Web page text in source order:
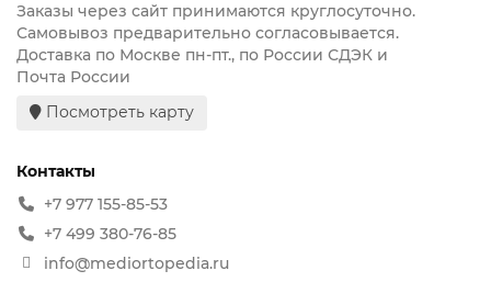
Заказы через сайт принимаются круглосуточно.
Самовывоз предварительно согласовывается.
Доставка по Москве пн-пт., по России СДЭК и
Почта России
Посмотреть карту
Контакты
+7 977 155-85-53
+7 499 380-76-85
info@mediortopedia.ru